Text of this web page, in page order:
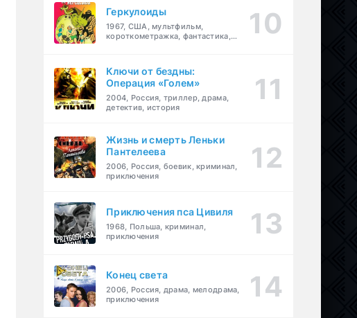
Геркулоиды
1967, США, мультфильм,
короткометражка, фантастика,
Ключи от бездны:
Операция «Голем»
2004, Россия, триллер, драма,
детектив, история
Жизнь и смерть Леньки
Пантелеева
2006, Россия, боевик, криминал,
приключения
Приключения пса Цивиля
1968, Польша, криминал,
приключения
Конец света
2006, Россия, драма, мелодрама,
приключения